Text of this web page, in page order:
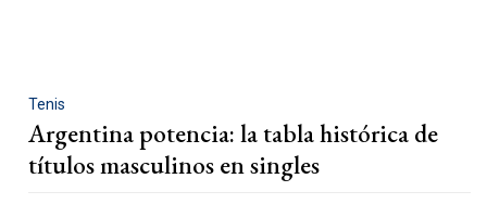
Tenis
Argentina potencia: la tabla histórica de
títulos masculinos en singles